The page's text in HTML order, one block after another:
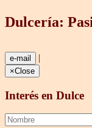
Dulcería:
e-mail |
×Close
Interés en Dulce